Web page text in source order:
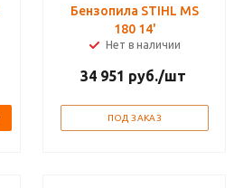
Бензопила STIHL MS
180 14'
Нет в наличии
34 951 руб./шт
ПОД ЗАКАЗ